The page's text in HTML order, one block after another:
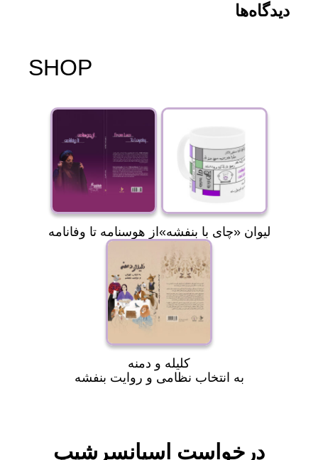
دیدگاه‌ها
SHOP
از هوسنامه تا وفانامه «لیوان «چای با بنفشه
کلیله و دمنه
به انتخاب نظامی و روایت بنفشه
درخواست اسپانسرشیپ